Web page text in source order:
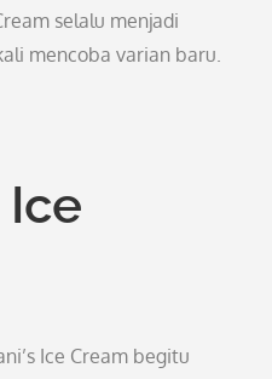
selalu menjadi
mencoba varian baru.
Ice
Ice Cream begitu